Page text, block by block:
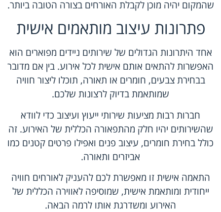
שהמקום יהיה מוכן לקבלת האורחים בצורה הטובה ביותר.
פתרונות עיצוב מותאמים אישית
אחד היתרונות הגדולים של שירותים ניידים מפוארים הוא
האפשרות להתאים אותם אישית לכל אירוע. בין אם מדובר
בבחירת צבעים, חומרים או תאורה, תוכלו ליצור חוויה
שמותאמת בדיוק לרצונות שלכם.
חברות רבות מציעות שירותי ייעוץ ועיצוב כדי לוודא
שהשירותים יהיו חלק מהתפאורה הכללית של האירוע. זה
כולל בחירת חומרים, עיצוב פנים ואפילו פרטים קטנים כמו
אביזרים ותאורה.
התאמה אישית זו מאפשרת לכם להעניק לאורחים חוויה
ייחודית ומותאמת אישית, שמוסיפה לאווירה הכללית של
האירוע ומשדרגת אותו לרמה הבאה.